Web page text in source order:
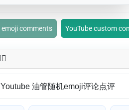
comments YouTube custom